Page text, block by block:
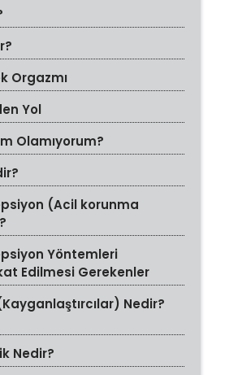
Orgazmı
Yol
Olamıyorum?
(Acil korunma
Yöntemleri
Edilmesi Gerekenler
Nedir?
Nedir?